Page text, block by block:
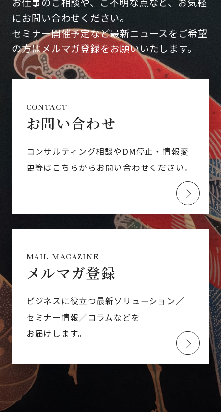
にお問い合わせください。
セミナー開催予定など最新ニュースをご希望
の方はメルマガ登録をお願いいたします。
CONTACT
お問い合わせ
コンサルティング相談やDM停止・情報変
更等はこちらからお問い合わせください。
MAIL MAGAZINE
メルマガ登録
ビジネスに役立つ最新ソリューション／
セミナー情報／コラムなどを
お届けします。